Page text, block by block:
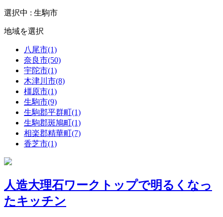
選択中 : 生駒市
地域を選択
八尾市(1)
奈良市(50)
宇陀市(1)
木津川市(8)
橿原市(1)
生駒市(9)
生駒郡平群町(1)
生駒郡斑鳩町(1)
相楽郡精華町(7)
香芝市(1)
人造大理石ワークトップで明るくなっ
たキッチン